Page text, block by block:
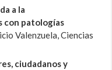
a la
con patologías
Valenzuela, Ciencias
ciudadanos y